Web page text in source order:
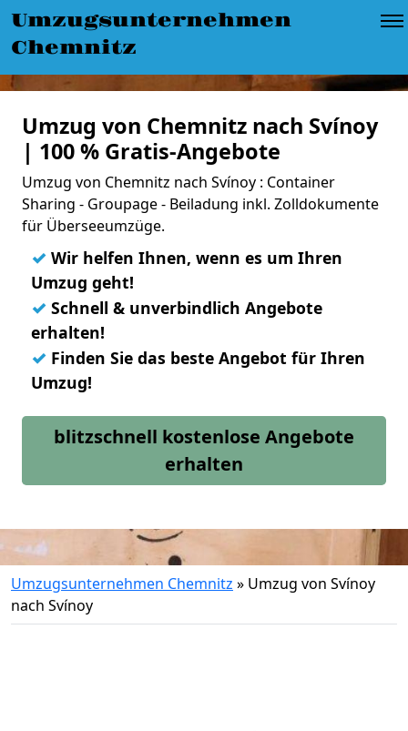
Umzugsunternehmen
Chemnitz
Umzug von Chemnitz nach Svínoy
| 100 % Gratis-Angebote
Umzug von Chemnitz nach Svínoy : Container
Sharing - Groupage - Beiladung inkl. Zolldokumente
für Überseeumzüge.
✓ Wir helfen Ihnen, wenn es um Ihren
Umzug geht!
✓ Schnell & unverbindlich Angebote
erhalten!
✓ Finden Sie das beste Angebot für Ihren
Umzug!
blitzschnell kostenlose Angebote
erhalten
Umzugsunternehmen Chemnitz » Umzug von Svínoy
nach Svínoy